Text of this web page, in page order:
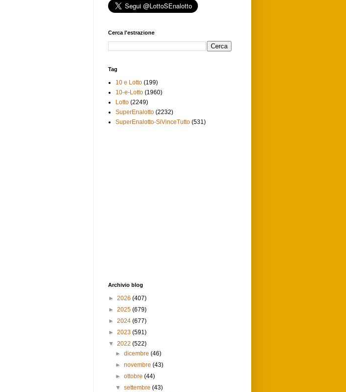
Cerca l'estrazione
Tag
10 e Lotto (199)
10-e-Lotto (1960)
Lotto (2249)
SuperEnalotto (2232)
SuperEnalotto-SiVinceTutto (531)
Archivio blog
► 2026 (407)
► 2025 (679)
► 2024 (677)
► 2023 (591)
▼ 2022 (522)
►dicembre(46)
►novembre(43)
►ottobre(44)
▼settembre(43)